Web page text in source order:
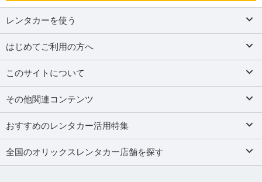
レンタカーを使う
はじめてご利用の方へ
このサイトについて
その他関連コンテンツ
おすすめのレンタカー活用特集
全国のオリックスレンタカー店舗を探す